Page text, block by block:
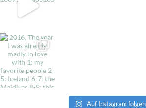
Auf Instagram folgen